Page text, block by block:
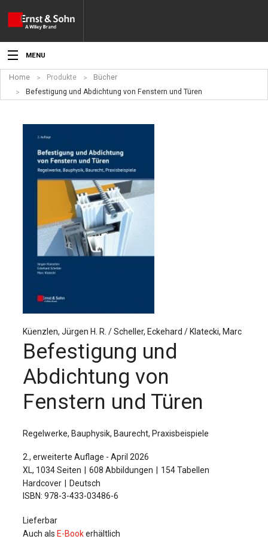
MENU
Aktuelles
Angebote
Fachgebiete
Werben
Für Autor:innen
Verlag
Home Produkte
Bücher
Befestigung und Abdichtung von Fenstern und Türen
Küenzlen, Jürgen H. R. / Scheller, Eckehard / Klatecki, Marc
Befestigung und
Abdichtung von
Fenstern und Türen
Regelwerke, Bauphysik, Baurecht, Praxisbeispiele
2., erweiterte Auflage - April 2026
XL, 1034 Seiten
608 Abbildungen
154 Tabellen
Hardcover
Deutsch
ISBN: 978-3-433-03486-6
Lieferbar
Auch als E-Bookerhältlich